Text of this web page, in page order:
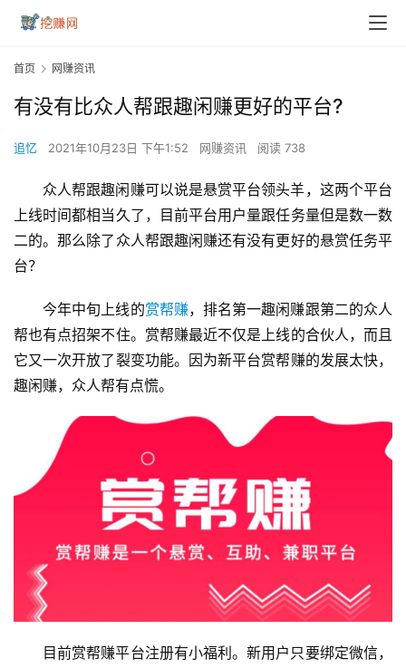
首页 网赚资讯
有没有比众人帮跟趣闲赚更好的平台?
追忆 2021年10月23日 下午1:52 网赚资讯 阅读 738
众人帮跟趣闲赚可以说是悬赏平台领头羊，这两个平台
上线时间都相当久了，目前平台用户量跟任务量但是数一数
二的。那么除了众人帮跟趣闲赚还有没有更好的悬赏任务平
台？
今年中旬上线的赏帮赚，排名第一趣闲赚跟第二的众人
帮也有点招架不住。赏帮赚最近不仅是上线的合伙人，而且
它又一次开放了裂变功能。因为新平台赏帮赚的发展太快，
趣闲赚，众人帮有点慌。
目前赏帮赚平台注册有小福利。新用户只要绑定微信，